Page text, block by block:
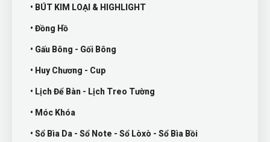
• BÚT KIM LOẠI & HIGHLIGHT
• Đồng Hồ
• Gấu Bông - Gối Bông
• Huy Chương - Cup
• Lịch Để Bàn - Lịch Treo Tường
• Móc Khóa
• Sổ Bìa Da - Sổ Note - Sổ Lòxò - Sổ Bìa Bồi